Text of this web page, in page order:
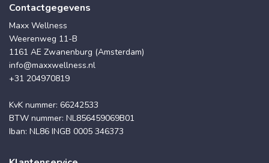
Contactgegevens
Maxx Wellness
Weerenweg 11-B
1161 AE Zwanenburg (Amsterdam)
info@maxxwellness.nl
+31 204970819
KvK nummer: 66242533
BTW nummer: NL856459069B01
Iban: NL86 INGB 0005 346373